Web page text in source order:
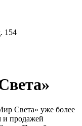
154
Света» уже более
и продажей